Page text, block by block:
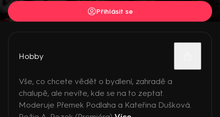
Přihlásit se
Hobby
Vše, co chcete vědět o bydlení, zahradě a
chalupě, ale nevíte, kde se na to zeptat.
Moderuje Přemek Podlaha a Kateřina Dušková.